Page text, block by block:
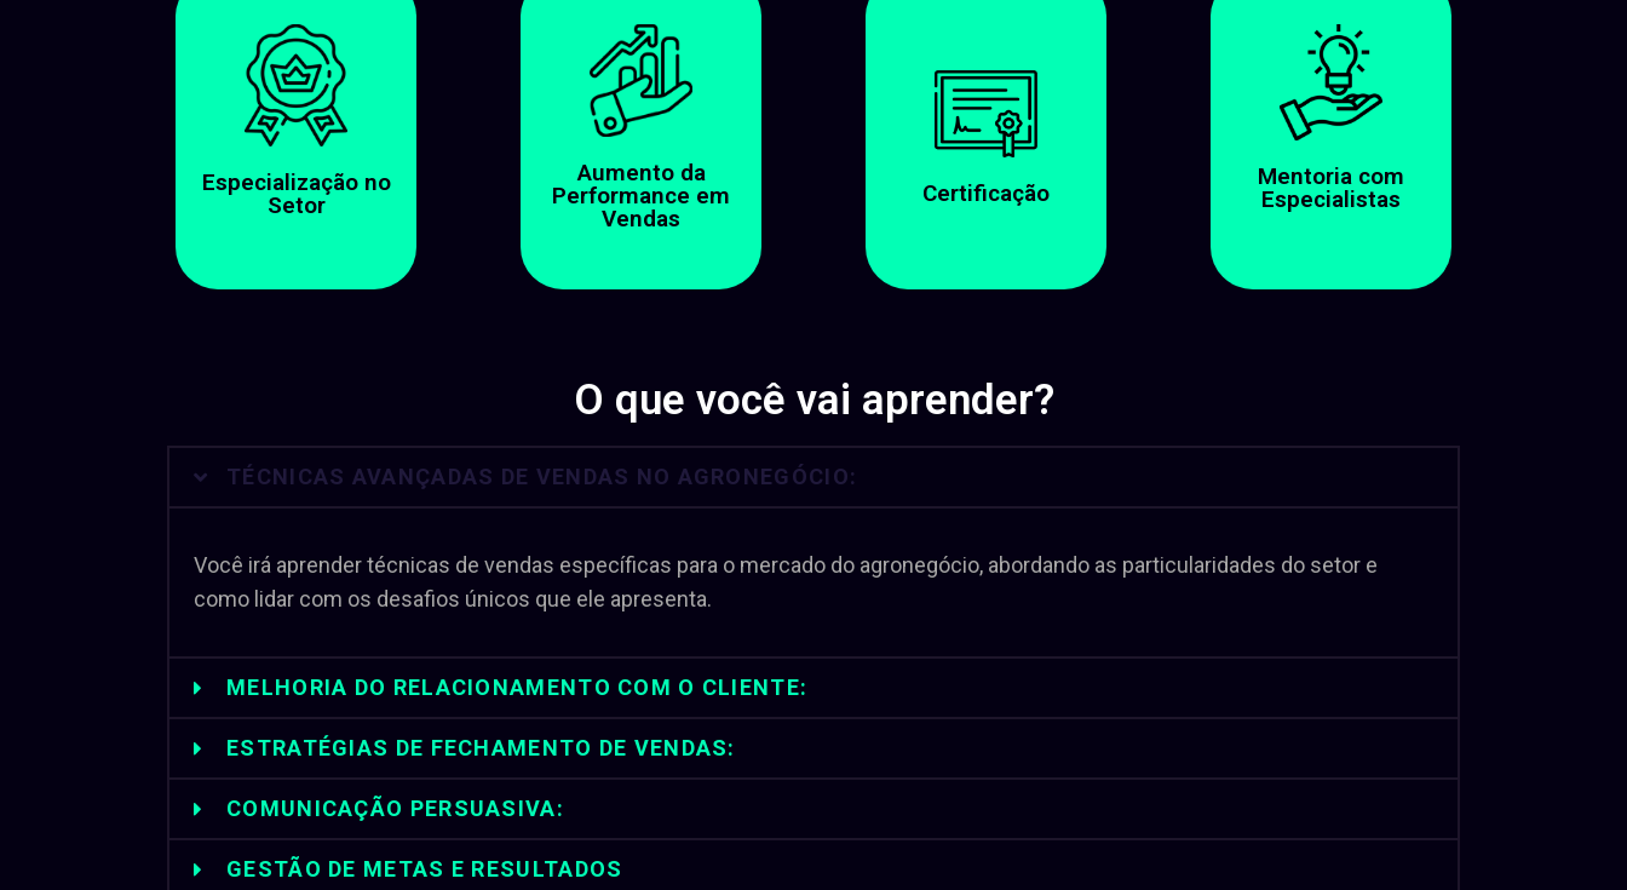
Especialização no
Setor
Aumento da
Performance em
Vendas
Certificação
Mentoria com
Especialistas
O que você vai aprender?
TÉCNICAS AVANÇADAS DE VENDAS NO AGRONEGÓCIO:
Você irá aprender técnicas de vendas específicas para o mercado do agronegócio, abordando as particularidades do setor e
como lidar com os desafios únicos que ele apresenta.
MELHORIA DO RELACIONAMENTO COM O CLIENTE:
ESTRATÉGIAS DE FECHAMENTO DE VENDAS:
COMUNICAÇÃO PERSUASIVA:
GESTÃO DE METAS E RESULTADOS